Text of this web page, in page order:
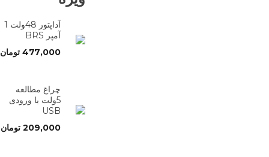
آداپتور 48ولت 1
آمپر BRS
477,000 تومان
چراغ مطالعه
5ولت با ورودی
USB
209,000 تومان